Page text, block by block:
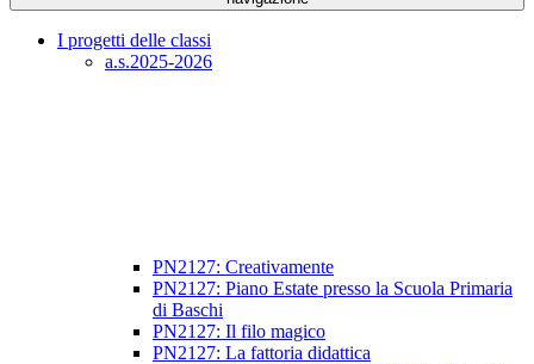
I progetti delle classi
a.s.2025-2026
PN2127: Creativamente
PN2127: Piano Estate presso la Scuola Primaria
di Baschi
PN2127: Il filo magico
PN2127: La fattoria didattica